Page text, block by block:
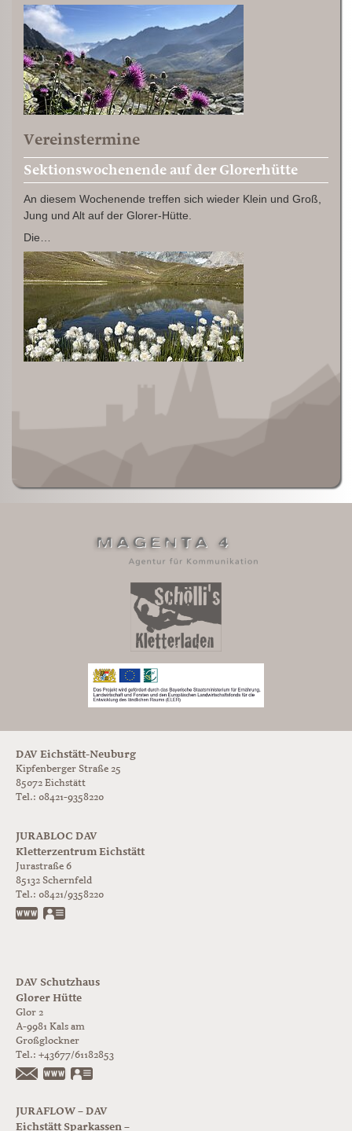
Vereinstermine
Sektionswochenende auf der Glorerhütte
An diesem Wochenende treffen sich wieder Klein und Groß,
Jung und Alt auf der Glorer-Hütte.
Die…
DAV Eichstätt-Neuburg
Kipfenberger Straße 25
85072 Eichstätt
Tel.: 08421-9358220
JURABLOC DAV
Kletterzentrum Eichstätt
Jurastraße 6
85132 Schernfeld
Tel.: 08421/9358220
www.jurabloc.de
DAV Schutzhaus
Glorer Hütte
Glor 2
A-9981 Kals am
Großglockner
Tel.: +43677/61182853
https://www.glorer-huette.at/
JURAFLOW – DAV
Eichstätt Sparkassen –